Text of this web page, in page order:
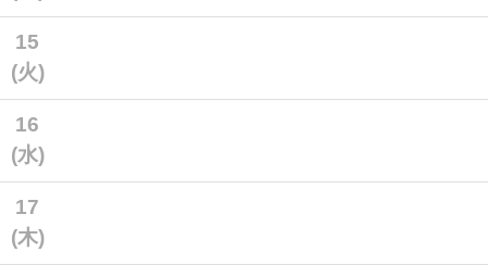
15
(火)
16
(水)
17
(木)